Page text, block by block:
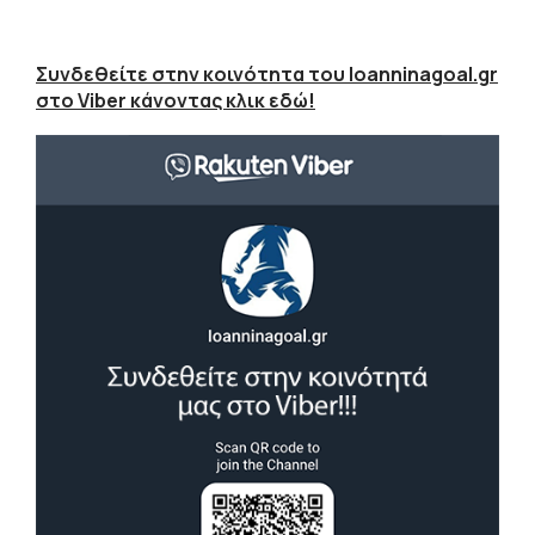
Συνδεθείτε στην κοινότητα του Ioanninagoal.gr
στο Viber κάνοντας κλικ εδώ!